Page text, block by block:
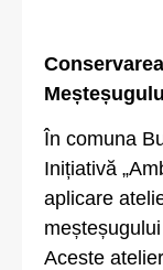
În comuna
Inițiativă
aplicare
Aceste